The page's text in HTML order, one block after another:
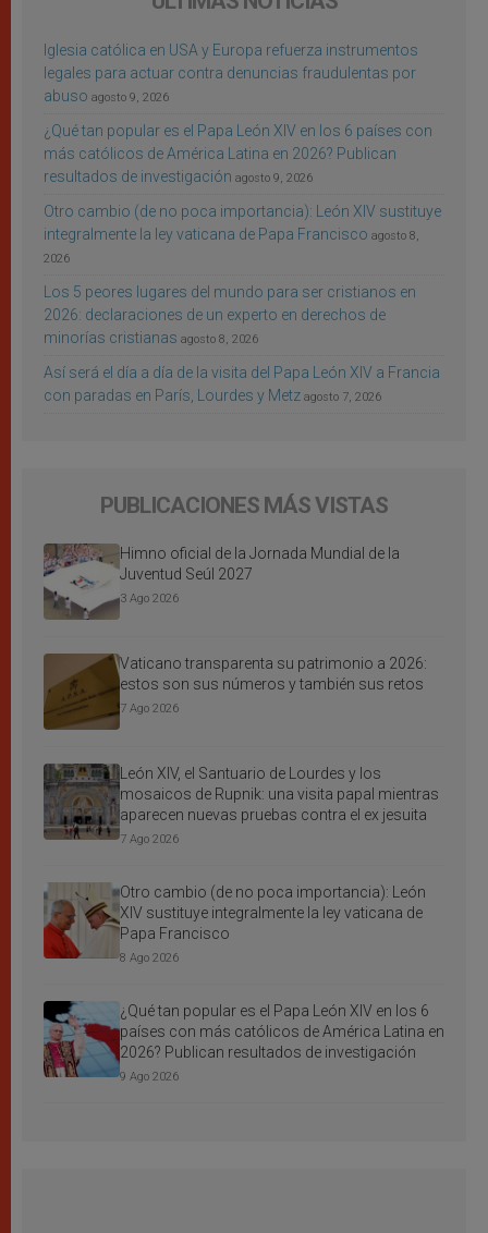
Iglesia católica en USA y Europa refuerza instrumentos
legales para actuar contra denuncias fraudulentas por
abuso agosto 9, 2026
¿Qué tan popular es el Papa León XIV en los 6 países con
más católicos de América Latina en 2026? Publican
resultados de investigación agosto 9, 2026
Otro cambio (de no poca importancia): León XIV sustituye
integralmente la ley vaticana de Papa Francisco agosto 8,
2026
Los 5 peores lugares del mundo para ser cristianos en
2026: declaraciones de un experto en derechos de
minorías cristianas agosto 8, 2026
Así será el día a día de la visita del Papa León XIV a Francia
con paradas en París, Lourdes y Metz agosto 7, 2026
PUBLICACIONES MÁS VISTAS
Himno oficial de la Jornada Mundial de la
Juventud Seúl 2027
3 Ago 2026
Vaticano transparenta su patrimonio a 2026:
estos son sus números y también sus retos
7 Ago 2026
León XIV, el Santuario de Lourdes y los
mosaicos de Rupnik: una visita papal mientras
aparecen nuevas pruebas contra el ex jesuita
7 Ago 2026
Otro cambio (de no poca importancia): León
XIV sustituye integralmente la ley vaticana de
Papa Francisco
8 Ago 2026
¿Qué tan popular es el Papa León XIV en los 6
países con más católicos de América Latina en
2026? Publican resultados de investigación
9 Ago 2026